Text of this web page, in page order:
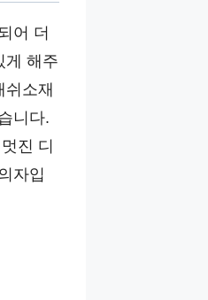
어 더
게 해주
쉬소재
니다.
진 디
자입